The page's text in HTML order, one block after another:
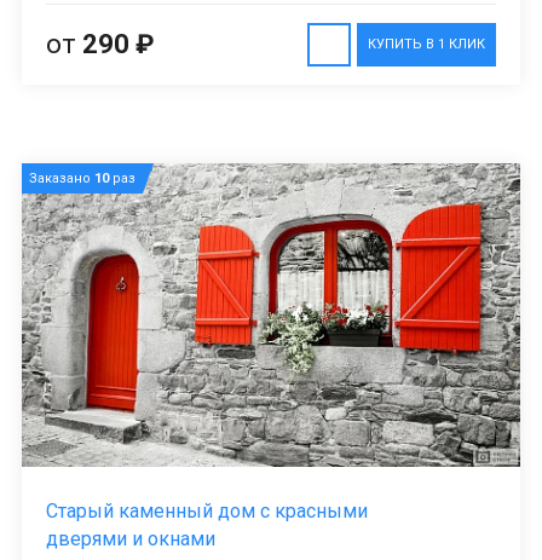
КУПИТЬ В 1 КЛИК
от 290 ₽
Заказано 10раз
Старый каменный дом с красными
дверями и окнами